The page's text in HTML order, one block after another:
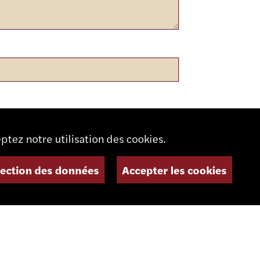
notre utilisation des cookies.
des données Accepter les cookies